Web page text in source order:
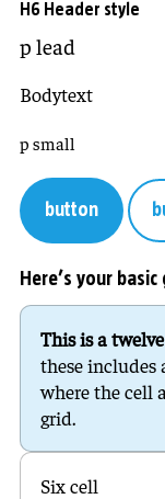
H6 Header style
p lead
Bodytext
p small
button
Here’s your basic
This is a
these includes
where the cell
grid.
Six cell